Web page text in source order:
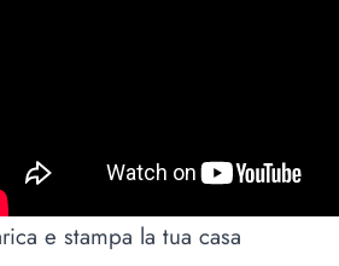
e stampa la tua casa